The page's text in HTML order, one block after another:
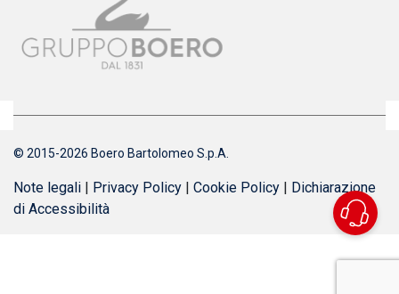
© 2015-2026 Boero Bartolomeo S.p.A.
Note legali | Privacy Policy | Cookie Policy | Dichiarazione
di Accessibilità